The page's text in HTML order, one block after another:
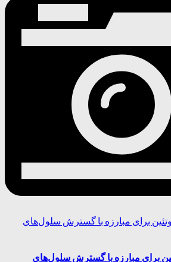
برای مبارزه با گسترش سلول‌های